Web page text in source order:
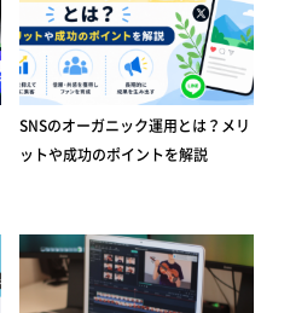
SNSのオーガニック運用とは？メリ
ットや成功のポイントを解説